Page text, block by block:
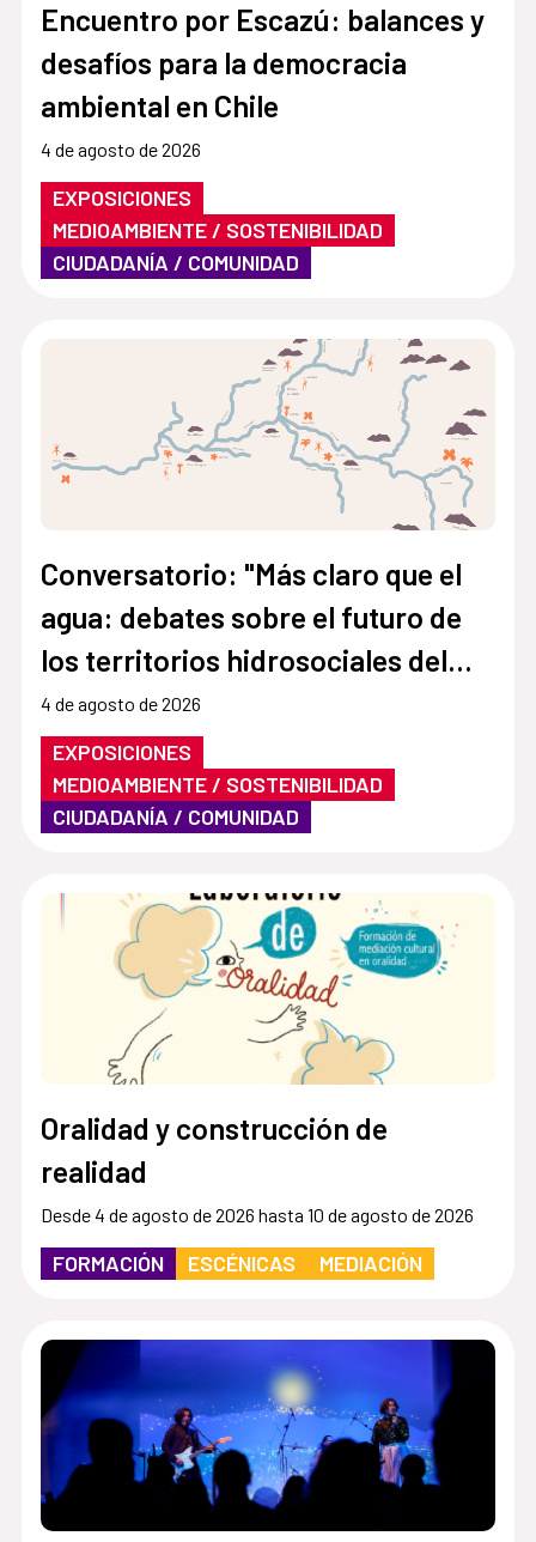
Encuentro por Escazú: balances y
desafíos para la democracia
ambiental en Chile
4 de agosto de 2026
EXPOSICIONES
MEDIOAMBIENTE / SOSTENIBILIDAD
CIUDADANÍA / COMUNIDAD
Conversatorio: "Más claro que el
agua: debates sobre el futuro de
los territorios hidrosociales del
Aconcagua y El Maipo"
4 de agosto de 2026
EXPOSICIONES
MEDIOAMBIENTE / SOSTENIBILIDAD
CIUDADANÍA / COMUNIDAD
Oralidad y construcción de
realidad
Desde 4 de agosto de 2026 hasta 10 de agosto de 2026
FORMACIÓN ESCÉNICAS MEDIACIÓN